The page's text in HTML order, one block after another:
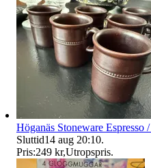
Höganäs Stoneware Espresso
Sluttid14 aug 20:10.
Pris:249 kr,Utropspris.